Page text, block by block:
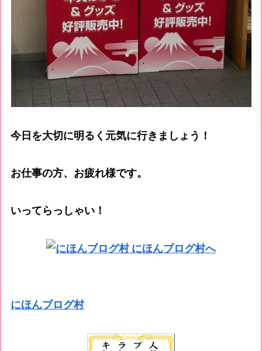
今日を大切に明るく元気に行きましょう！
お仕事の方、お疲れ様です。
いってらっしゃい！
にほんブログ村